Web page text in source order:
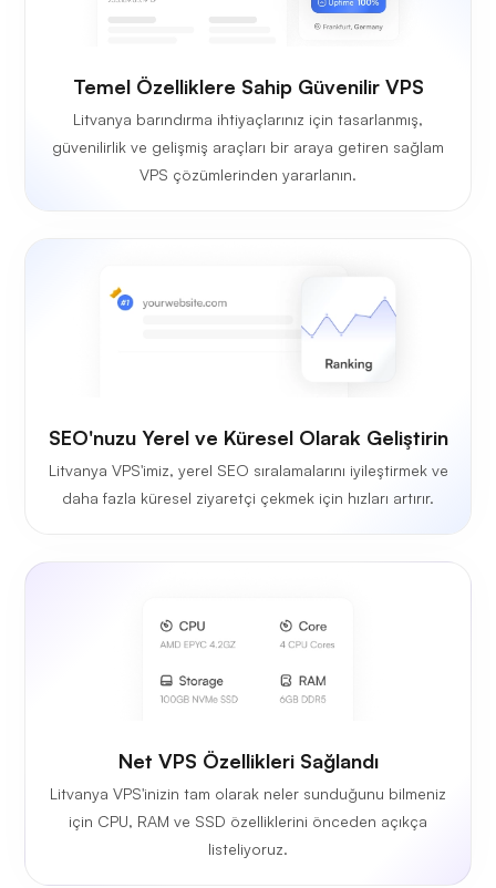
Temel Özelliklere Sahip Güvenilir VPS
Litvanya barındırma ihtiyaçlarınız için tasarlanmış,
güvenilirlik ve gelişmiş araçları bir araya getiren sağlam
VPS çözümlerinden yararlanın.
SEO'nuzu Yerel ve Küresel Olarak Geliştirin
Litvanya VPS'imiz, yerel SEO sıralamalarını iyileştirmek ve
daha fazla küresel ziyaretçi çekmek için hızları artırır.
Net VPS Özellikleri Sağlandı
Litvanya VPS'inizin tam olarak neler sunduğunu bilmeniz
için CPU, RAM ve SSD özelliklerini önceden açıkça
listeliyoruz.